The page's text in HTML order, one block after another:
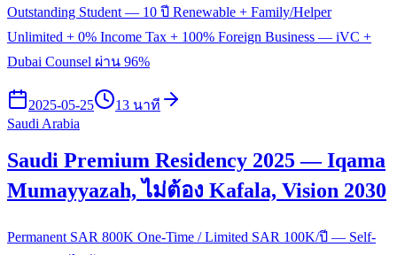
Outstanding Student — 10 ปี Renewable + Family/Helper
Unlimited + 0% Income Tax + 100% Foreign Business — iVC +
Dubai Counsel ผ่าน 96%
2025-05-25
13 นาที
Saudi Arabia
Saudi Premium Residency 2025 — Iqama
Mumayyazah, ไม่ต้อง Kafala, Vision 2030
Permanent SAR 800K One-Time / Limited SAR 100K/ปี — Self-